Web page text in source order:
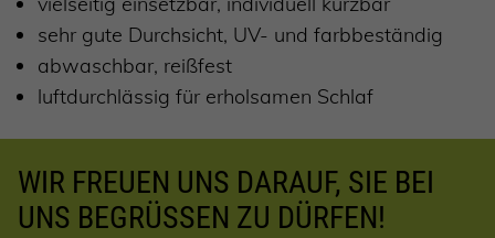
sehr gute Durchsicht, UV- und farbbeständig
abwaschbar, reißfest
luftdurchlässig für erholsamen Schlaf
WIR FREUEN UNS DARAUF, SIE BEI
UNS BEGRÜSSEN ZU DÜRFEN!